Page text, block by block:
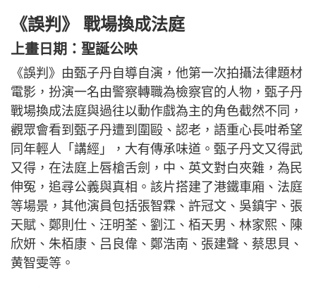
《誤判》 戰場換成法庭
上畫日期：聖誕公映
《誤判》由甄子丹自導自演，他第一次拍攝法律題材
電影，扮演一名由警察轉職為檢察官的人物，甄子丹
戰場換成法庭與過往以動作戲為主的角色截然不同，
觀眾會看到甄子丹遭到圍毆、認老，語重心長咁希望
同年輕人「講經」，大有傳承味道。甄子丹文又得武
又得，在法庭上唇槍舌劍，中、英文對白夾雜，為民
伸冤，追尋公義與真相。該片搭建了港鐵車廂、法庭
等場景，其他演員包括張智霖、許冠文、吳鎮宇、張
天賦、鄭則仕、汪明荃、劉江、栢天男、林家熙、陳
欣妍、朱栢康、吕良偉、鄭浩南、張建聲、蔡思貝、
黄智雯等。